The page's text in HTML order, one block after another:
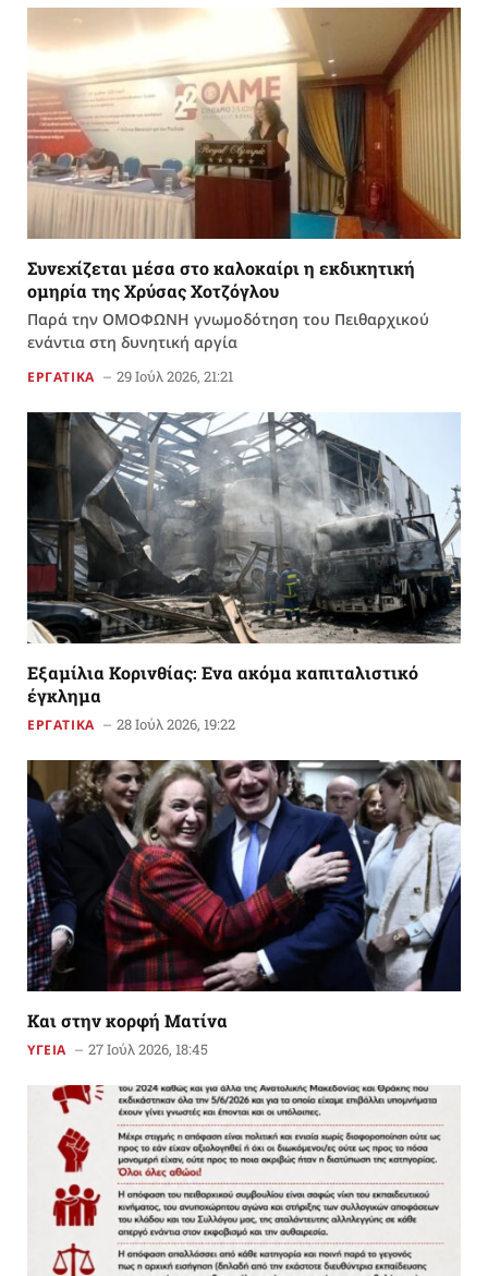
Συνεχίζεται μέσα στο καλοκαίρι η εκδικητική
ομηρία της Χρύσας Χοτζόγλου
Παρά την ΟΜΟΦΩΝΗ γνωμοδότηση του Πειθαρχικού
ενάντια στη δυνητική αργία
ΕΡΓΑΤΙΚΑ 29 Ιούλ 2026, 21:21
Εξαμίλια Κορινθίας: Ενα ακόμα καπιταλιστικό
έγκλημα
ΕΡΓΑΤΙΚΑ 28 Ιούλ 2026, 19:22
Kαι στην κορφή Ματίνα
ΥΓΕΙΑ 27 Ιούλ 2026, 18:45